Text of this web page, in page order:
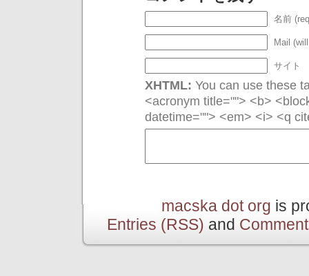
名前
Mail
サイト
XHTML: You can use these
<acronym title=""> <b>
datetime=""> <em> <i> <q
macska dot org is
Entries (RSS) and